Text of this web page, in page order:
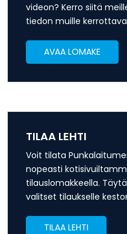
videon? Kerro siitä
tiedon muille
AVAA LOMAKE
TILAA LEHTI
Voit tilata
nopeasti
tilauslomakkeella.
valitset tilaukselle
TILAA LEHTI